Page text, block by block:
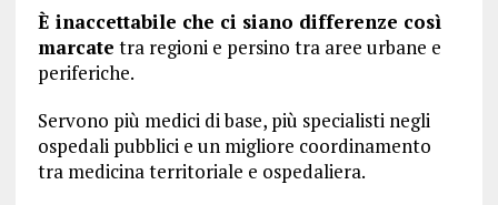
È inaccettabile che ci siano differenze così
marcate tra regioni e persino tra aree urbane e
periferiche.
Servono più medici di base, più specialisti negli
ospedali pubblici e un migliore coordinamento
tra medicina territoriale e ospedaliera.